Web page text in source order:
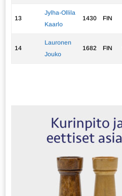
13
Jylha-Ollila
Kaarlo
1430 FIN
14
Lauronen
Jouko
1682 FIN